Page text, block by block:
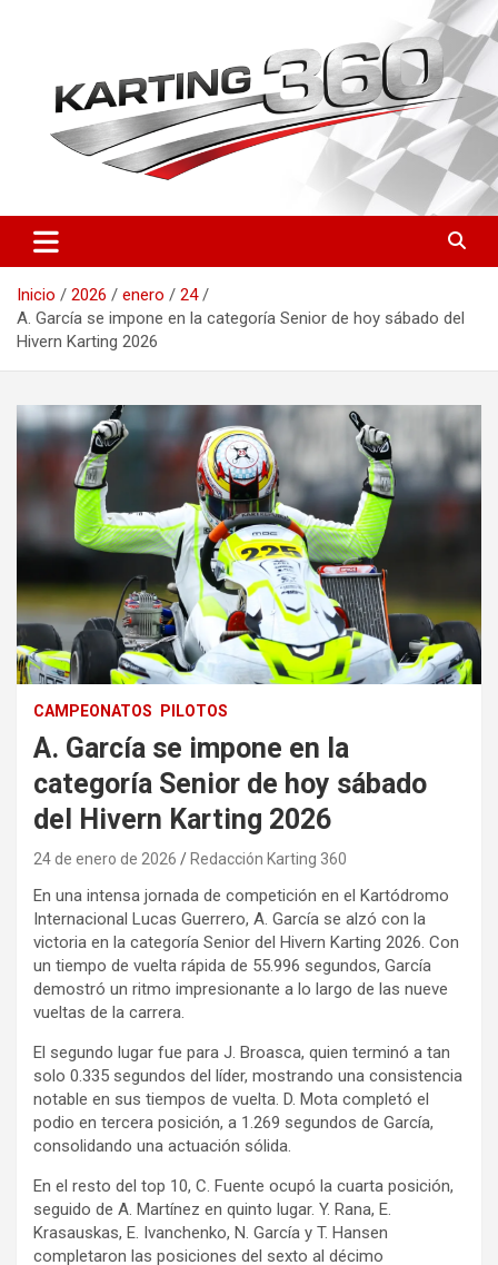
Karting 360 | Noticias,
Campeonatos y Pilotos de
Karting en España
Toda la actualidad del karting nacional e internacional: resultados
del CEK, FIA Karting, fichas de pilotos, circuitos y novedades
técnicas. Actualizado a diario.
Inicio
2026 enero
24
A. García se impone en la categoría Senior de hoy sábado del
Hivern Karting 2026
CAMPEONATOS PILOTOS
A. García se impone en la
categoría Senior de hoy sábado
del Hivern Karting 2026
24 de enero de 2026 Redacción Karting 360
En una intensa jornada de competición en el Kartódromo
Internacional Lucas Guerrero, A. García se alzó con la
victoria en la categoría Senior del Hivern Karting 2026. Con
un tiempo de vuelta rápida de 55.996 segundos, García
demostró un ritmo impresionante a lo largo de las nueve
vueltas de la carrera.
El segundo lugar fue para J. Broasca, quien terminó a tan
solo 0.335 segundos del líder, mostrando una consistencia
notable en sus tiempos de vuelta. D. Mota completó el
podio en tercera posición, a 1.269 segundos de García,
consolidando una actuación sólida.
En el resto del top 10, C. Fuente ocupó la cuarta posición,
seguido de A. Martínez en quinto lugar. Y. Rana, E.
Krasauskas, E. Ivanchenko, N. García y T. Hansen
completaron las posiciones del sexto al décimo